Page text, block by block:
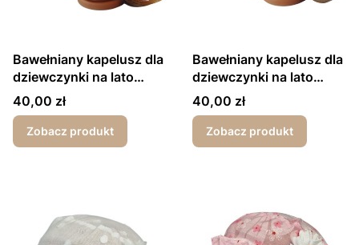
Bawełniany kapelusz dla
dziewczynki na lato
kwiat różowy
Cena
40,00 zł
Zobacz produkt
Bawełniany kapelusz dla
dziewczynki na lato
kotek granatowe grochy
Cena
40,00 zł
Zobacz produkt